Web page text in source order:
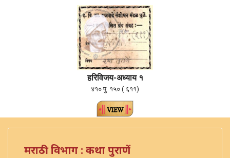
हरिविजय-अध्याय १
४१० पु. १५० ( ६११)
मराठी विभाग : कथा पुराणें